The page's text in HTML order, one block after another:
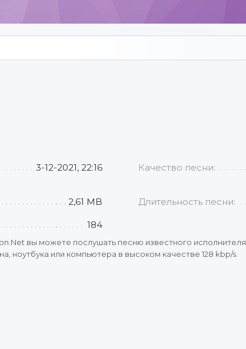
3-12-2021, 22:16 Качество песни:
2,61 MB Длительность песни:
184
вы можете послушать песню известного исполнителя
ноутбука или компьютера в высоком качестве 128 kbp/s.